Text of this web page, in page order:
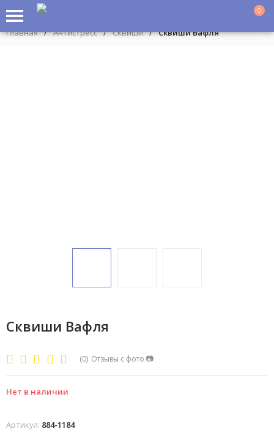
0
Главная / Антистресс / Сквиши / Сквиши Вафля
Сквиши Вафля
(0) Отзывы с фото 📷
Нет в наличии
Артикул: 884-1184